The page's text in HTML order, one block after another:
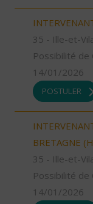
35 - Ille-et-
Possibilité de
14/01/2026
POSTULER
BRETAGNE
35 - Ille-et-
Possibilité de
14/01/2026